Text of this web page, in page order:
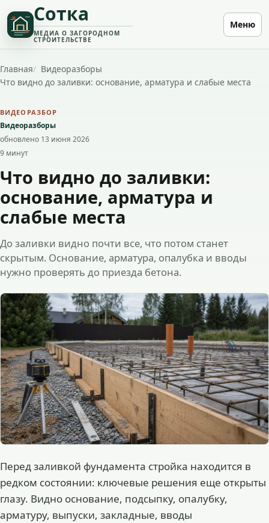
Сотка
МЕДИА О ЗАГОРОДНОМ
СТРОИТЕЛЬСТВЕ
Меню
Главная
Видеоразборы
Что видно до заливки: основание, арматура и слабые места
ВИДЕОРАЗБОР
Видеоразборы
обновлено 13 июня 2026
9 минут
Что видно до заливки:
основание, арматура и
слабые места
До заливки видно почти все, что потом станет
скрытым. Основание, арматура, опалубка и вводы
нужно проверять до приезда бетона.
Перед заливкой фундамента стройка находится в
редком состоянии: ключевые решения еще открыты
глазу. Видно основание, подсыпку, опалубку,
арматуру, выпуски, закладные, вводы